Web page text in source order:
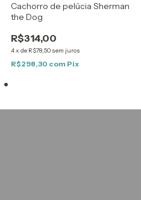
Cachorro de pelúcia Sherman
the Dog
R$314,00
4x de R$78,50 sem juros
R$298,30 com Pix